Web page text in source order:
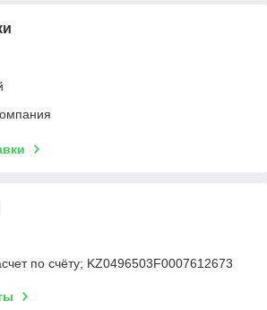
по счёту; KZ0496503F0007612673